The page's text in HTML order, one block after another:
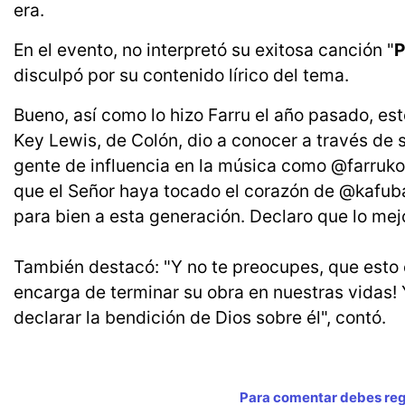
era.
En el evento, no interpretó su exitosa canción "
disculpó por su contenido lírico del tema.
Bueno, así como lo hizo Farru el año pasado,
Key Lewis, de Colón, dio a conocer a través
gente de influencia en la música como
que el Señor haya tocado el corazón de
para bien a esta generación. Declaro que lo
También destacó: "Y no te preocupes, que
encarga de terminar su obra en nuestras
declarar la bendición de Dios sobre él", contó.
Para comentar debes